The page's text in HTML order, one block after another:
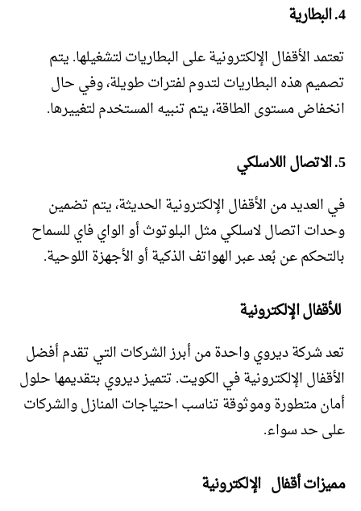
4. البطارية
تعتمد الأقفال الإلكترونية على البطاريات لتشغيلها. يتم
تصميم هذه البطاريات لتدوم لفترات طويلة، وفي حال
انخفاض مستوى الطاقة، يتم تنبيه المستخدم لتغييرها.
5. الاتصال اللاسلكي
في العديد من الأقفال الإلكترونية الحديثة، يتم تضمين
وحدات اتصال لاسلكي مثل البلوتوث أو الواي فاي للسماح
بالتحكم عن بُعد عبر الهواتف الذكية أو الأجهزة اللوحية.
للأقفال الإلكترونية
تعد شركة ديروي واحدة من أبرز الشركات التي تقدم أفضل
الأقفال الإلكترونية في الكويت. تتميز ديروي بتقديمها حلول
أمان متطورة وموثوقة تناسب احتياجات المنازل والشركات
على حد سواء.
مميزات أقفال الإلكترونية